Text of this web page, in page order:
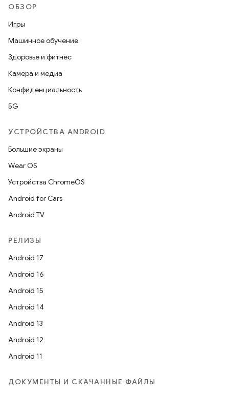
ОБЗОР
Игры
Машинное обучение
Здоровье и фитнес
Камера и медиа
Конфиденциальность
5G
УСТРОЙСТВА ANDROID
Большие экраны
Wear OS
Устройства ChromeOS
Android for Cars
Android TV
РЕЛИЗЫ
Android 17
Android 16
Android 15
Android 14
Android 13
Android 12
Android 11
ДОКУМЕНТЫ И СКАЧАННЫЕ ФАЙЛЫ